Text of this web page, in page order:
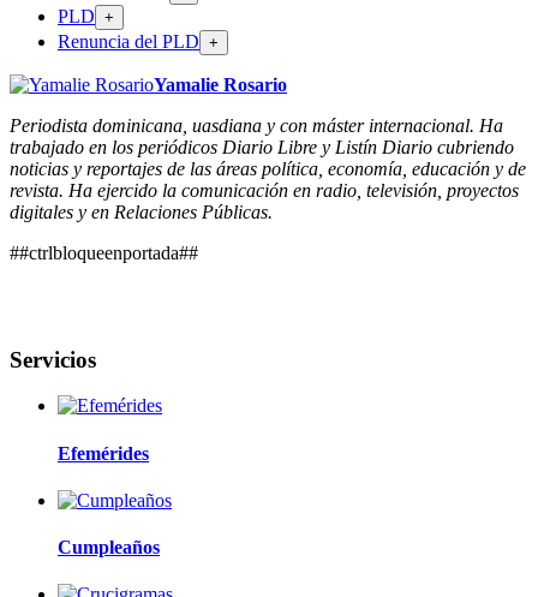
PLD +
Renuncia del PLD +
Yamalie Rosario
Periodista dominicana, uasdiana y con máster internacional. Ha
trabajado en los periódicos Diario Libre y Listín Diario cubriendo
noticias y reportajes de las áreas política, economía, educación y de
revista. Ha ejercido la comunicación en radio, televisión, proyectos
digitales y en Relaciones Públicas.
##ctrlbloqueenportada##
Servicios
Efemérides
Cumpleaños